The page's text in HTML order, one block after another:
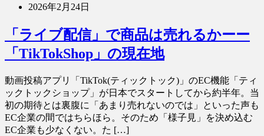
2026年2月24日
「ライブ配信」で商品は売れるかーー
「TikTokShop」の現在地
動画投稿アプリ「TikTok(ティックトック)」のEC機能「ティ
ックトックショップ」が日本でスタートしてから約半年。当
初の期待とは裏腹に「あまり売れないのでは」といった声も
EC企業の間ではちらほら。そのため「様子見」を決め込む
EC企業も少なくない。た […]